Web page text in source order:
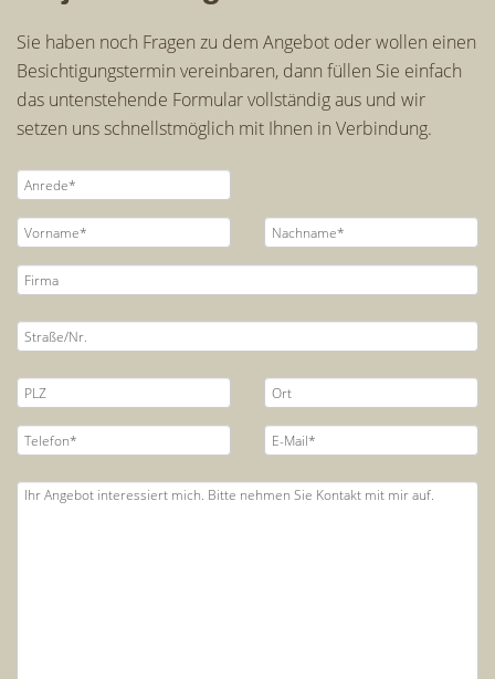
Sie haben noch Fragen zu dem Angebot oder wollen einen
Besichtigungstermin vereinbaren, dann füllen Sie einfach
das untenstehende Formular vollständig aus und wir
setzen uns schnellstmöglich mit Ihnen in Verbindung.